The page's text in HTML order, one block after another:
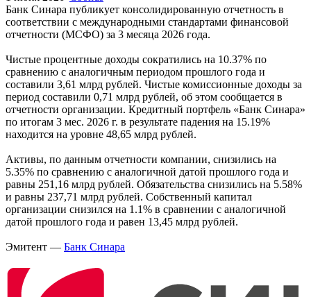
Банк Синара публикует консолидированную отчетность в
соответствии с международными стандартами финансовой
отчетности (МСФО) за 3 месяца 2026 года.
Чистые процентные доходы сократились на 10.37% по
сравнению с аналогичным периодом прошлого года и
составили 3,61 млрд рублей. Чистые комиссионные доходы за
период составили 0,71 млрд рублей, об этом сообщается в
отчетности организации. Кредитный портфель «Банк Синара»
по итогам 3 мес. 2026 г. в результате падения на 15.19%
находится на уровне 48,65 млрд рублей.
Активы, по данным отчетности компании, снизились на
5.35% по сравнению с аналогичной датой прошлого года и
равны 251,16 млрд рублей. Обязательства снизились на 5.58%
и равны 237,71 млрд рублей. Собственный капитал
организации снизился на 1.1% в сравнении с аналогичной
датой прошлого года и равен 13,45 млрд рублей.
Эмитент — Банк Синара